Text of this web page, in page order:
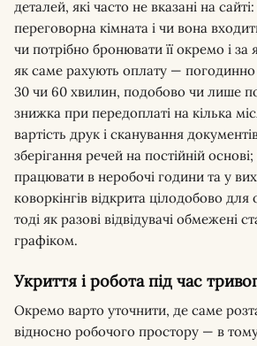
деталей, які часто не вказані на
переговорна кімната і чи вона
чи потрібно бронювати її окремо і за
як саме рахують оплату —
30 чи 60 хвилин, подобово чи лише
знижка при передоплаті на кілька
вартість друк і сканування
зберігання речей на постійній
працювати в неробочі години та у
коворкінгів відкрита цілодобово для
тоді як разові відвідувачі обмежені
графіком.
Укриття і робота під час
Окремо варто уточнити, де саме
відносно робочого простору — в